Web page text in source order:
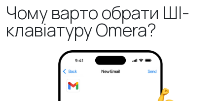
Чому варто обрати ШІ-
клавіатуру Omera?